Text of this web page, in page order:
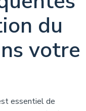
du
votre
essentiel de